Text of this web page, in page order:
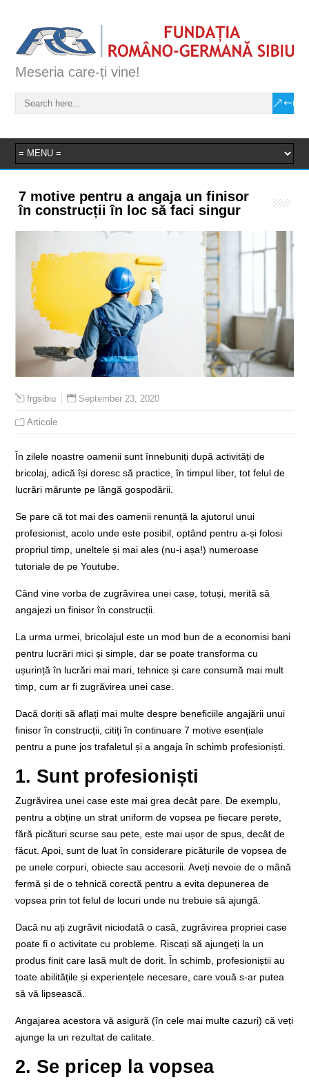
Meseria care-ți vine!
7 motive pentru a angaja un finisor
în construcții în loc să faci singur
frgsibiu September 23, 2020
Articole
În zilele noastre oamenii sunt înnebuniți după activități de
bricolaj, adică își doresc să practice, în timpul liber, tot felul de
lucrări mărunte pe lângă gospodării.
Se pare că tot mai des oamenii renunță la ajutorul unui
profesionist, acolo unde este posibil, optând pentru a-și folosi
propriul timp, uneltele și mai ales (nu-i așa!) numeroase
tutoriale de pe Youtube.
Când vine vorba de zugrăvirea unei case, totuși, merită să
angajezi un finisor în construcții.
La urma urmei, bricolajul este un mod bun de a economisi bani
pentru lucrări mici și simple, dar se poate transforma cu
ușurință în lucrări mai mari, tehnice și care consumă mai mult
timp, cum ar fi zugrăvirea unei case.
Dacă doriți să aflați mai multe despre beneficiile angajării unui
finisor în construcții, citiți în continuare 7 motive esențiale
pentru a pune jos trafaletul și a angaja în schimb profesioniști.
1. Sunt profesioniști
Zugrăvirea unei case este mai grea decât pare. De exemplu,
pentru a obține un strat uniform de vopsea pe fiecare perete,
fără picături scurse sau pete, este mai ușor de spus, decât de
făcut. Apoi, sunt de luat în considerare picăturile de vopsea de
pe unele corpuri, obiecte sau accesorii. Aveți nevoie de o mână
fermă și de o tehnică corectă pentru a evita depunerea de
vopsea prin tot felul de locuri unde nu trebuie să ajungă.
Dacă nu ați zugrăvit niciodată o casă, zugrăvirea propriei case
poate fi o activitate cu probleme. Riscați să ajungeți la un
produs finit care lasă mult de dorit. În schimb, profesioniștii au
toate abilitățile și experiențele necesare, care vouă s-ar putea
să vă lipsească.
Angajarea acestora vă asigură (în cele mai multe cazuri) că veți
ajunge la un rezultat de calitate.
2. Se pricep la vopsea